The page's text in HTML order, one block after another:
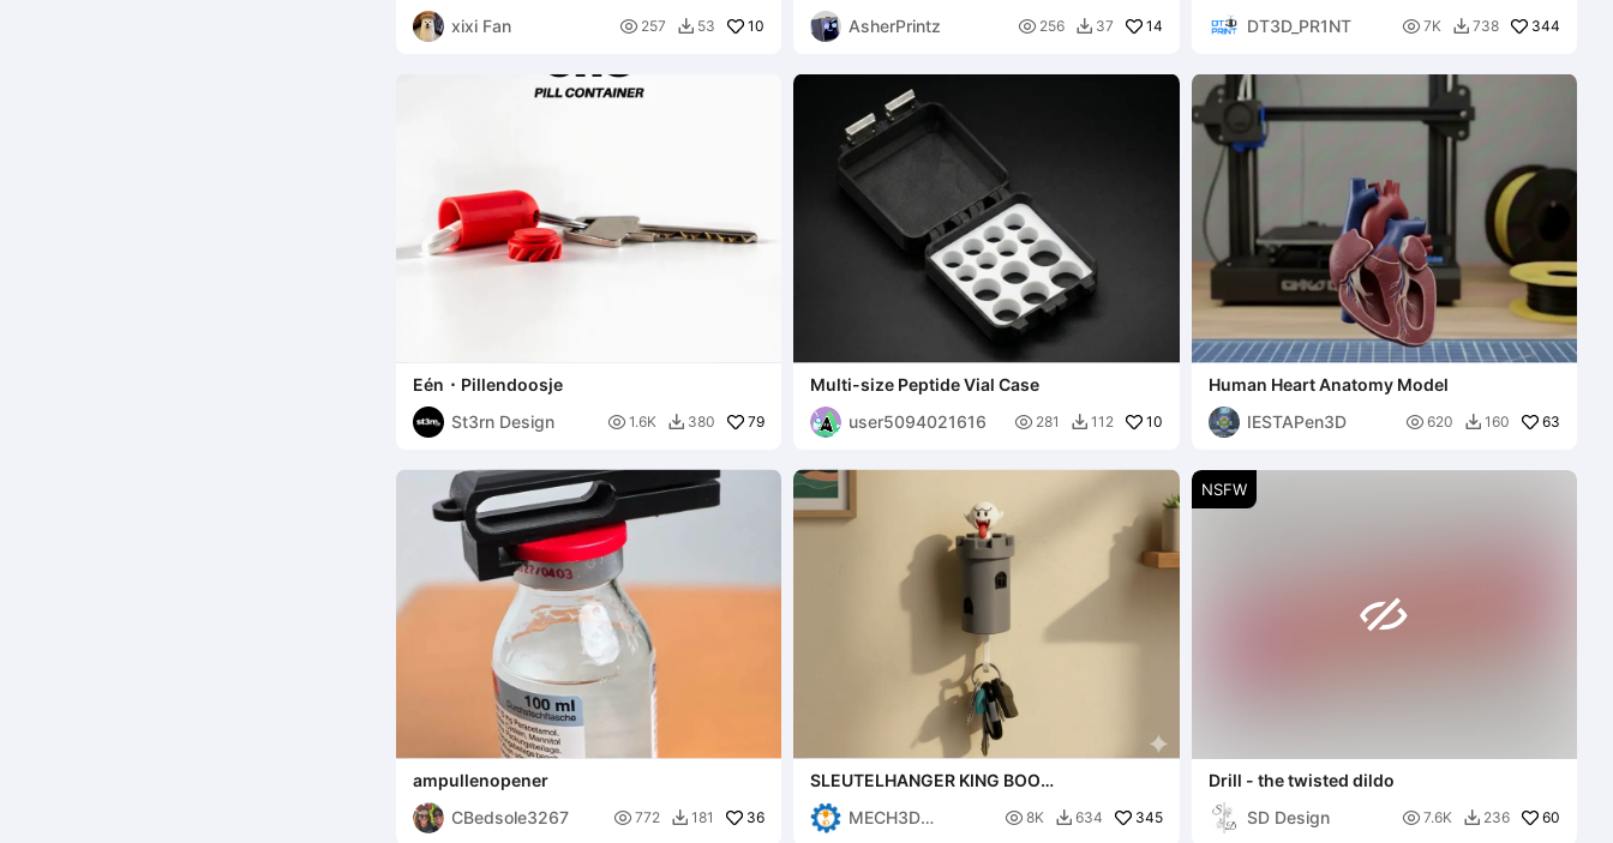
xixi Fan
 257  53 10
AsherPrintz
 256  37 14
DT3D_PR1NT
 7K  738 344
Eén ⬝ Pillendoosje
St3rn Design
 1.6K  380 79
Multi-size Peptide Vial Case
user5094021616
 281  112 10
Human Heart Anatomy Model
IESTAPen3D
 620  160 63
ampullenopener
CBedsole3267
 772  181 36
SLEUTELHANGER KING BOO
SLEUTELHANGER EN SLEUTELHOUDER
SUPER MARIO
MECH3D
 8K  634 345
NSFW

Drill - the twisted dildo
SD Design
 7.6K  236 60